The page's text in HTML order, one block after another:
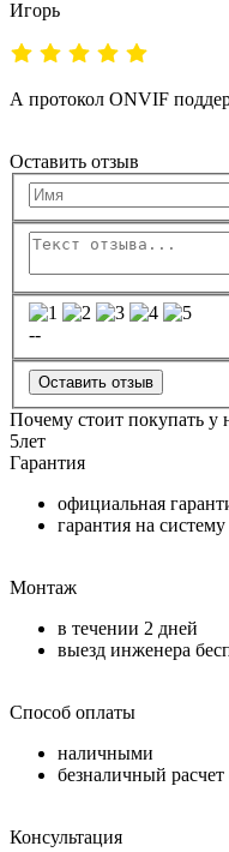
Игорь
А протокол ONVIF
Оставить отзыв
--
Оставить отзыв
Почему стоит покупать у
5лет
Гарантия
официальная
гарантия на
Монтаж
в течении 2 дней
выезд инженера
Способ оплаты
наличными
безналичный
Консультация